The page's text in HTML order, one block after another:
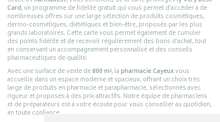
Card, un programme de fidélité gratuit qui vous permet d’accéder à de
nombreuses offres sur une large sélection de produits cosmétiques,
dermo-cosmétiques, diététiques et bien-être, proposés par les plus
grands laboratoires. Cette carte vous permet également de cumuler
des points fidélité et de recevoir régulièrement des bons d’achat, tout
en conservant un accompagnement personnalisé et des conseils
pharmaceutiques de qualité.
Avec une surface de vente de800 m², lapharmacie Cayeuxvous
accueille dans un espace moderne et spacieux, offrant un choix très
large de produits en pharmacie et parapharmacie, sélectionnés avec
rigueur et proposés à des prix attractifs. Notre équipe de pharmaciens
et de préparateurs est à votre écoute pour vous conseiller au quotidien,
en toute confiance.